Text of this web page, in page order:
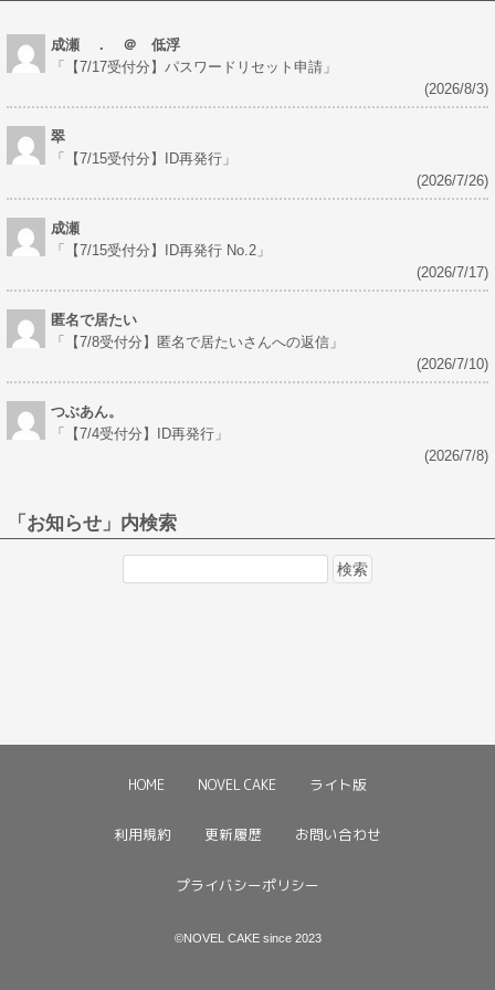
成瀬 ． ＠ 低浮
「
【7/17受付分】パスワードリセット申請 」
(2026/8/3)
翠
「
【7/15受付分】ID再発行 」
(2026/7/26)
成瀬
「
【7/15受付分】ID再発行 No.2 」
(2026/7/17)
匿名で居たい
「
【7/8受付分】匿名で居たいさんへの返信 」
(2026/7/10)
つぶあん。
「
【7/4受付分】ID再発行 」
(2026/7/8)
「お知らせ」内検索
HOME NOVEL CAKE ライト版
利用規約 更新履歴 お問い合わせ
プライバシーポリシー
©NOVEL CAKE since 2023